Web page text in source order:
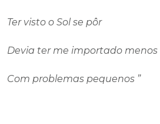
Ter visto o Sol se pôr
Devia ter me importado menos
Com problemas pequenos ”